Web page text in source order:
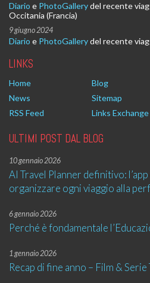
Diario e PhotoGallerydel recente
Occitania (Francia)
9 giugno 2024
Diario e PhotoGallerydel recente
LINKS
Home Blog
News
Sitemap
RSS Feed
Links Exchange
ULTIMI POST DAL BLOG
10 gennaio 2026
AI Travel Planner definitivo:
organizzare ogni viaggio alla
6 gennaio 2026
Perché è fondamentale
1 gennaio 2026
Recap di fine anno – Film & Serie